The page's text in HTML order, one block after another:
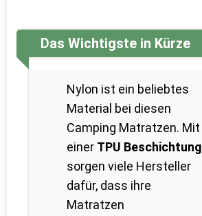
Das Wichtigste in Kürze
Nylon ist ein beliebtes
Material bei diesen
Camping Matratzen. Mit
einer TPU Beschichtung
sorgen viele Hersteller
dafür, dass ihre
Matratzen